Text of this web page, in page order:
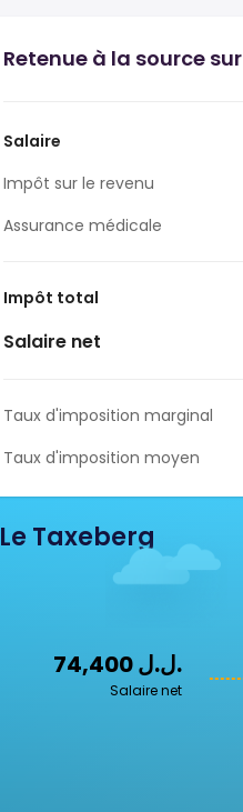
Retenue à la source
Salaire
Impôt sur le revenu
Assurance médicale
Impôt total
Salaire net
Taux d'imposition marginal
Taux d'imposition moyen
Le Taxeberg
74,400 ل.ل.‎
Salaire net